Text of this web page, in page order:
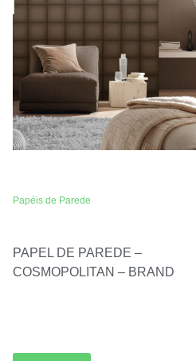
Papéis de Parede
PAPEL DE PAREDE –
COSMOPOLITAN – BRAND